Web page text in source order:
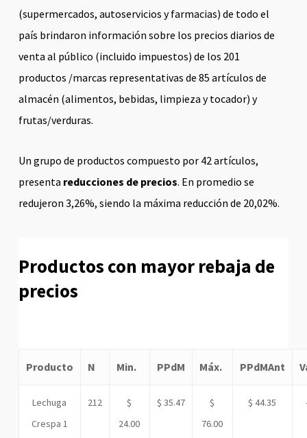
(supermercados, autoservicios y farmacias) de todo el
país brindaron información sobre los precios diarios de
venta al público (incluido impuestos) de los 201
productos /marcas representativas de 85 artículos de
almacén (alimentos, bebidas, limpieza y tocador) y
frutas/verduras.
Un grupo de productos compuesto por 42 artículos,
presenta reducciones de precios. En promedio se
redujeron 3,26%, siendo la máxima reducción de 20,02%.
Productos con mayor rebaja de
precios
Producto N Min. PPdM Máx. PPdMAnt
Lechuga
Crespa 1
212
$
24.00
$ 35.47
$
76.00
$ 44.35